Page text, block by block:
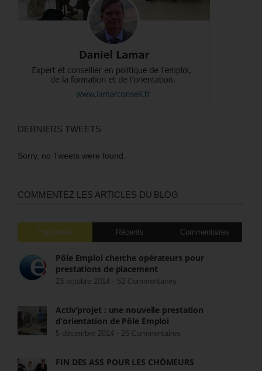
DERNIERS TWEETS
Sorry, no Tweets were found.
COMMENTEZ LES ARTICLES DU BLOG
Populaires Récents Commentaires
Pôle Emploi cherche opérateurs pour
prestations de placement
23 octobre 2014 - 52 Commentaires
Activ’projet : une nouvelle prestation
d’orientation de Pôle Emploi
5 décembre 2014 - 26 Commentaires
FIN DES ASS POUR LES CHÔMEURS